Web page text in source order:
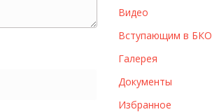
ы
Видео
Вступающим в БКО
Галерея
Документы
Избранное